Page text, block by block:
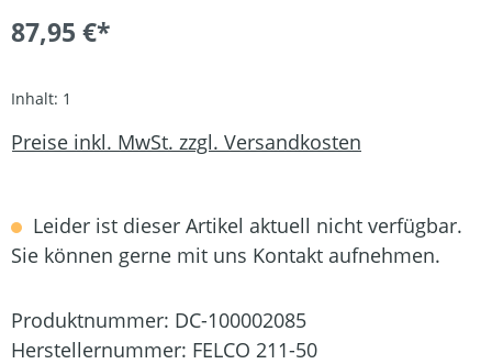
87,95 €*
Inhalt: 1
Preise inkl. MwSt. zzgl. Versandkosten
Leider ist dieser Artikel aktuell nicht verfügbar.
Sie können gerne mit uns Kontakt aufnehmen.
Produktnummer: DC-100002085
Herstellernummer: FELCO 211-50